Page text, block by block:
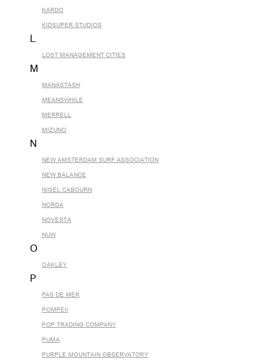
KARDO
KIDSUPER STUDIOS
L
LOST MANAGEMENT CITIES
M
MANASTASH
MEANSWHILE
MERRELL
MIZUNO
N
NEW AMSTERDAM SURF ASSOCIATION
NEW BALANCE
NIGEL CABOURN
NORDA
NOVESTA
NUW
O
OAKLEY
P
PAS DE MER
POMPEII
POP TRADING COMPANY
PUMA
PURPLE MOUNTAIN OBSERVATORY